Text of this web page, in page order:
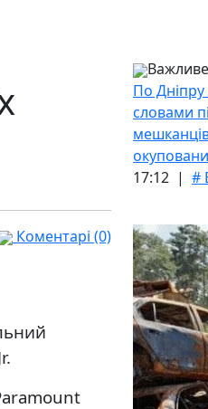
Коментарі (0)
Важливе
По Дніпру
словами
17:12 | #